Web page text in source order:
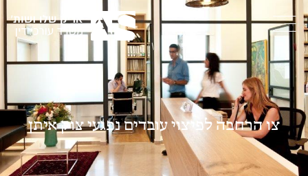
צו הרחבה לפיצוי עובדים נפגעי צוק איתן